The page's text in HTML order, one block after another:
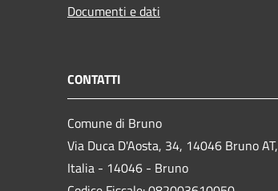
Documenti e dati
CONTATTI
Comune di Bruno
Via Duca D'Aosta, 34, 14046 Bruno AT,
Italia - 14046 - Bruno